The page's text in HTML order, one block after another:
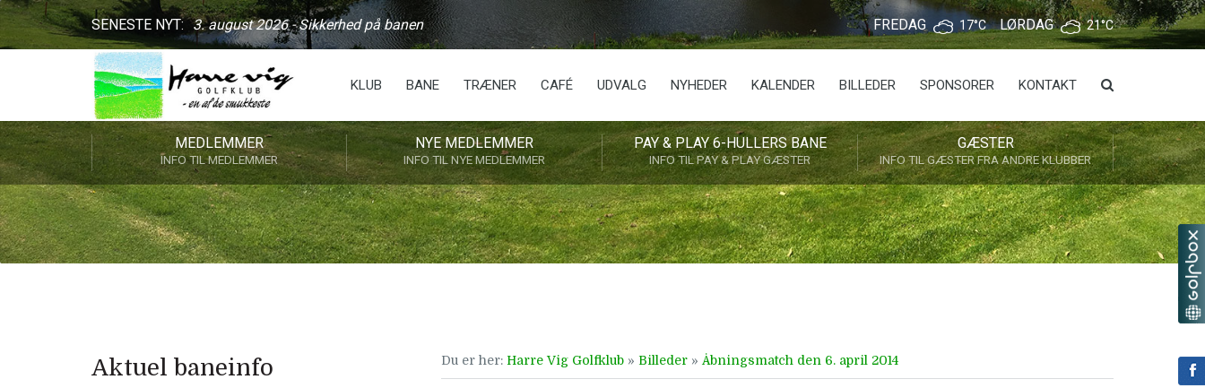
SENESTE NYT: 3. august 2026 - Sikkerhed på banen FREDAG 17°C LØRDAG 21°C
KLUB BANE TRÆNER CAFÉ UDVALG NYHEDER KALENDER BILLEDER SPONSORER KONTAKT
MEDLEMMER
INFO TIL MEDLEMMER
NYE MEDLEMMER
INFO TIL NYE MEDLEMMER
PAY & PLAY 6-HULLERS BANE
INFO TIL PAY & PLAY GÆSTER
GÆSTER
INFO TIL GÆSTER FRA ANDRE KLUBBER
Aktuel baneinfo Du er her: Harre Vig Golfklub » Billeder » Åbningsmatch den 6. april 2014